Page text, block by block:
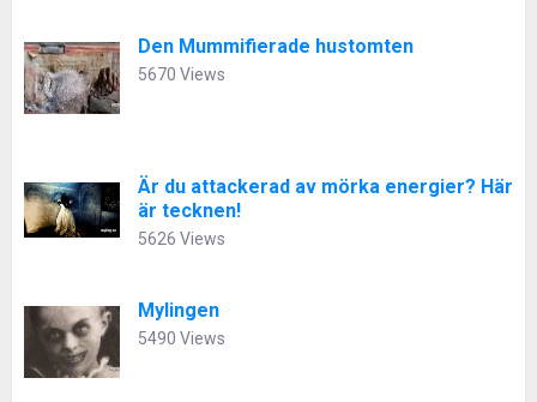
Den Mummifierade hustomten
5670 Views
Är du attackerad av mörka energier? Här
är tecknen!
5626 Views
Mylingen
5490 Views